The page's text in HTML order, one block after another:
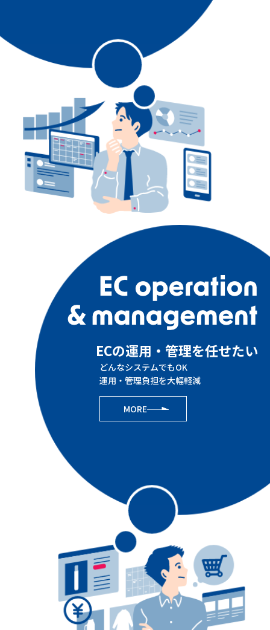
ECの運用・管理を任せたい
どんなシステムでもOK
運用・管理負担を大幅軽減
MORE